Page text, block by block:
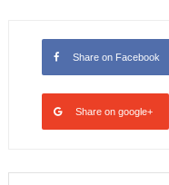
Share on Facebook
Share on google+